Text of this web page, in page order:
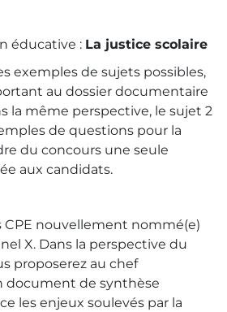
éducative : La justice scolaire
exemples de sujets possibles,
au dossier documentaire
la même perspective, le sujet 2
de questions pour la
du concours une seule
aux candidats.
CPE nouvellement nommé(e)
X. Dans la perspective du
proposerez au chef
document de synthèse
les enjeux soulevés par la